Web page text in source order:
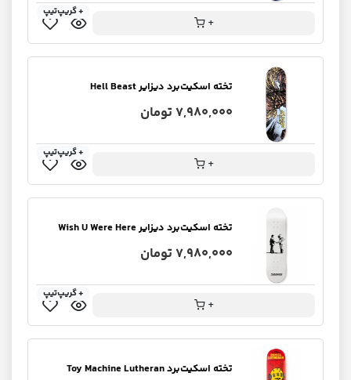
+
+ گریپ‌تیپ
تخته اسکیت‌برد دیزایر Hell Beast
7,980,000 تومان
+
+ گریپ‌تیپ
تخته اسکیت‌برد دیزایر Wish U Were Here
7,980,000 تومان
+
+ گریپ‌تیپ
تخته اسکیت‌برد Toy Machine Lutheran